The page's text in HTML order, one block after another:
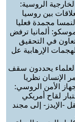
الروسية:
بين روسيا
مجمدة فعليا
ألمانيا ترفض
في التحقيق
الإرهابية عل
يحددون سقف
الإنسان نظريا
الأمن الروسي:
لقاح أمريكي
-الإيدز- إلى مجند